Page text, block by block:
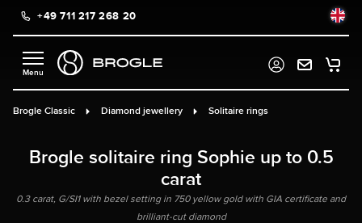
content+49 711 217 268 20
Brogle Classic Diamond jewellery Solitaire rings
Brogle solitaire ring Sophie up to 0.5
carat
0.3 carat, G/SI1 with bezel setting in 750 yellow gold with GIA certificate and
brilliant-cut diamond